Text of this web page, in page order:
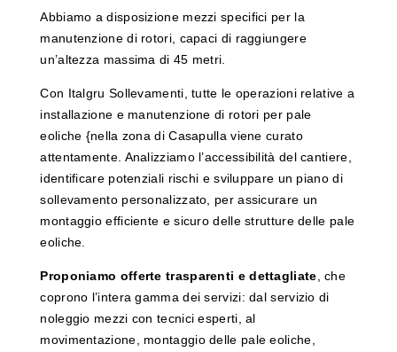
Abbiamo a disposizione mezzi specifici per la
manutenzione di rotori, capaci di raggiungere
un’altezza massima di 45 metri.
Con Italgru Sollevamenti, tutte le operazioni relative a
installazione e manutenzione di rotori per pale
eoliche {nella zona di Casapulla viene curato
attentamente. Analizziamo l’accessibilità del cantiere,
identificare potenziali rischi e sviluppare un piano di
sollevamento personalizzato, per assicurare un
montaggio efficiente e sicuro delle strutture delle pale
eoliche.
Proponiamo offerte trasparenti e dettagliate, che
coprono l’intera gamma dei servizi: dal servizio di
noleggio mezzi con tecnici esperti, al
movimentazione, montaggio delle pale eoliche,